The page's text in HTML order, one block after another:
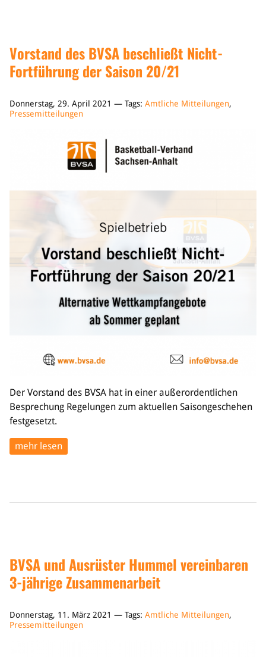
Vorstand des BVSA beschließt Nicht-
Fortführung der Saison 20/21
Donnerstag, 29. April 2021 — Tags: Amtliche Mitteilungen,
Pressemitteilungen
Der Vorstand des BVSA hat in einer außerordentlichen
Besprechung Regelungen zum aktuellen Saisongeschehen
festgesetzt.
mehr lesen
BVSA und Ausrüster Hummel vereinbaren
3-jährige Zusammenarbeit
Donnerstag, 11. März 2021 — Tags: Amtliche Mitteilungen,
Pressemitteilungen